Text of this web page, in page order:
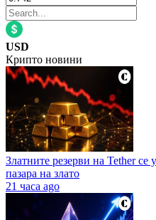
USD
Крипто новини
Златните резерви на Tether се
пазара на злато
21 часа ago